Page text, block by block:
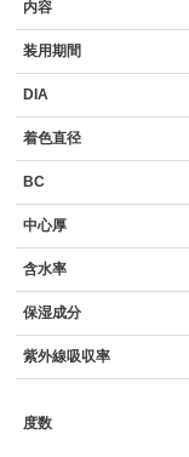
内容
装用期間
DIA
着色直径
BC
中心厚
含水率
保湿成分
紫外線吸収率
度数